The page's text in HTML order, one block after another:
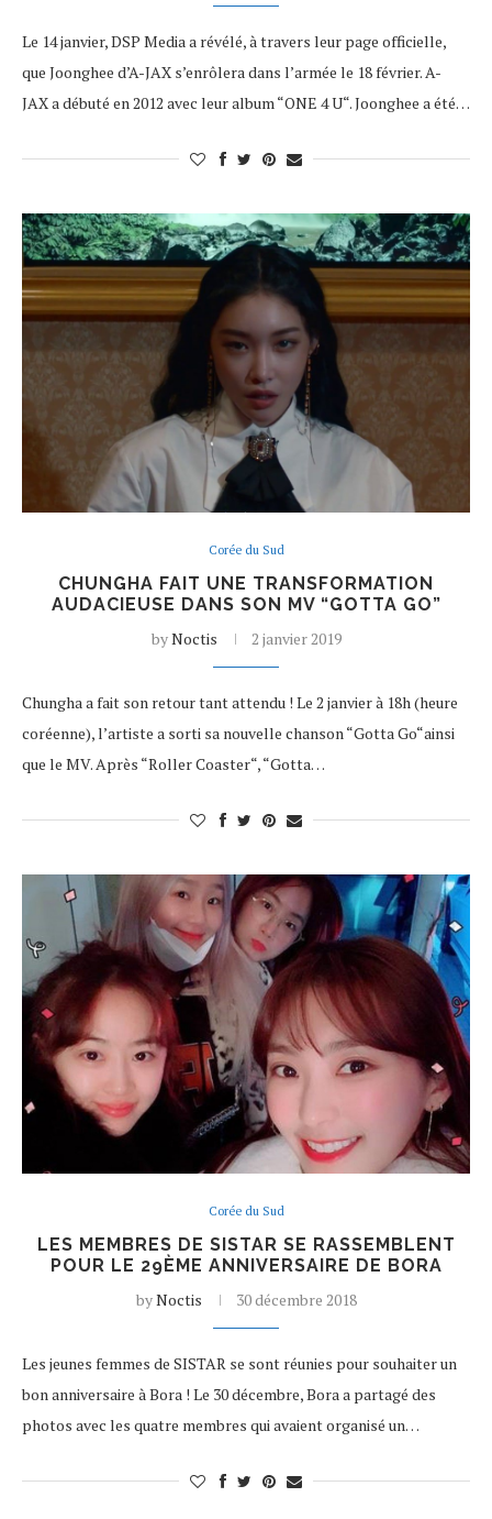
Le 14 janvier, DSP Media a révélé, à travers leur page officielle,
que Joonghee d’A-JAX s’enrôlera dans l’armée le 18 février. A-
JAX a débuté en 2012 avec leur album “ONE 4 U“. Joonghee a été…
Corée du Sud
CHUNGHA FAIT UNE TRANSFORMATION
AUDACIEUSE DANS SON MV “GOTTA GO”
byNoctis 2 janvier 2019
Chungha a fait son retour tant attendu ! Le 2 janvier à 18h (heure
coréenne), l’artiste a sorti sa nouvelle chanson “Gotta Go“ainsi
que le MV. Après “Roller Coaster“, “Gotta…
Corée du Sud
LES MEMBRES DE SISTAR SE RASSEMBLENT
POUR LE 29ÈME ANNIVERSAIRE DE BORA
byNoctis 30 décembre 2018
Les jeunes femmes de SISTAR se sont réunies pour souhaiter un
bon anniversaire à Bora ! Le 30 décembre, Bora a partagé des
photos avec les quatre membres qui avaient organisé un…